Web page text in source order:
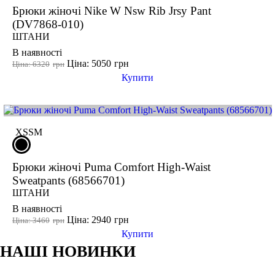
Брюки жіночі Nike W Nsw Rib Jrsy Pant
(DV7868-010)
ШТАНИ
В наявності
грн
Ціна: 6320 грн
Ціна: 5050
Купити
XSSM
Брюки жіночі Puma Comfort High-Waist
Sweatpants (68566701)
ШТАНИ
В наявності
грн
Ціна: 3460 грн
Ціна: 2940
Купити
НАШІ НОВИНКИ